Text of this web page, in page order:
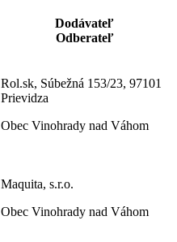
Dodávateľ
Odberateľ
Rol.sk, Súbežná 153/23, 97101
Prievidza
Obec Vinohrady nad Váhom
Maquita, s.r.o.
Obec Vinohrady nad Váhom